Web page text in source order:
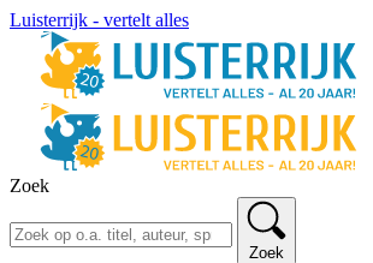
Luisterrijk - vertelt alles
Zoek
Zoek